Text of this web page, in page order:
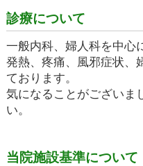
診療について
一般内科、婦人科を中心
発熱、疼痛、風邪症状、
ております。
気になることがございま
い。
当院施設基準について